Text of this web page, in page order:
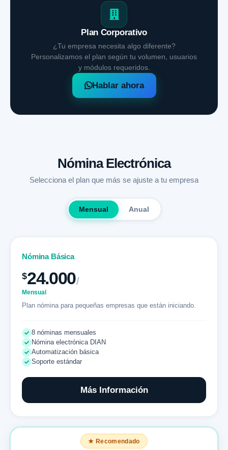
Plan Corporativo
¿Tu empresa necesita algo diferente?
Personalizamos el plan según tu volumen, usuarios
y módulos requeridos.
Hablar ahora
Nómina Electrónica
Selecciona el plan que más se ajuste a tu empresa
Mensual Anual
Nómina Básica
$24.000/
Mensual
Plan nómina para pequeñas empresas que están iniciando.
8 nóminas mensuales
Nómina electrónica DIAN
Automatización básica
Soporte estándar
Más Información
★ Recomendado